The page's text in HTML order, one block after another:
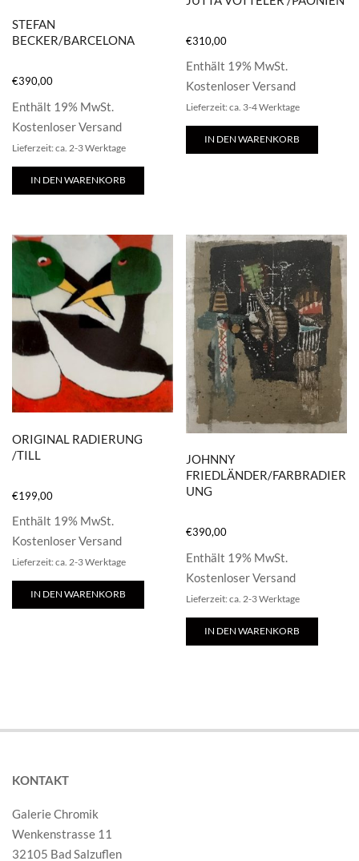
STEFAN
BECKER/BARCELONA
€390,00
Enthält 19% MwSt.
Kostenloser Versand
Lieferzeit: ca. 2-3 Werktage
IN DEN WARENKORB
€310,00
Enthält 19% MwSt.
Kostenloser Versand
Lieferzeit: ca. 3-4 Werktage
IN DEN WARENKORB
ORIGINAL RADIERUNG
/TILL
€199,00
Enthält 19% MwSt.
Kostenloser Versand
Lieferzeit: ca. 2-3 Werktage
IN DEN WARENKORB
JOHNNY
FRIEDLÄNDER/FARBRADIER
UNG
€390,00
Enthält 19% MwSt.
Kostenloser Versand
Lieferzeit: ca. 2-3 Werktage
IN DEN WARENKORB
KONTAKT
Galerie Chromik
Wenkenstrasse 11
32105 Bad Salzuflen